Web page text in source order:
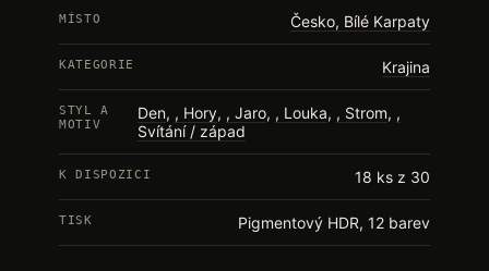
MÍSTO Česko, Bílé Karpaty
KATEGORIE Krajina
STYL A
MOTIV
Den, Hory, Jaro, Louka, Strom,
Svítání / západ
K DISPOZICI 18 ks z 30
TISK Pigmentový HDR, 12 barev